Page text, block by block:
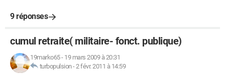
9 réponses
cumul retraite( militaire- fonct. publique)
19marko65- 19 mars 2009 à 20:31
turbopulsion-2 févr. 2011 à 14:59